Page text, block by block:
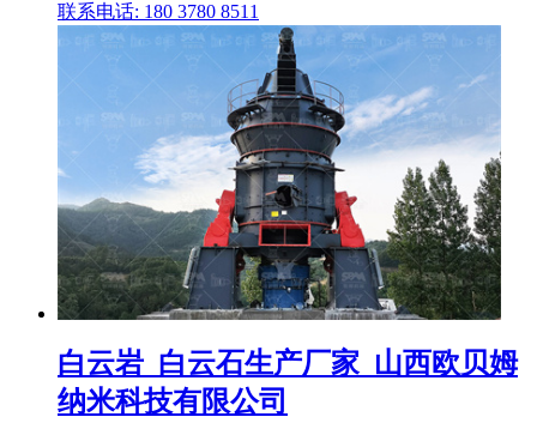
联系电话: 180 3780 8511
白云岩_白云石生产厂家_山西欧贝姆
纳米科技有限公司